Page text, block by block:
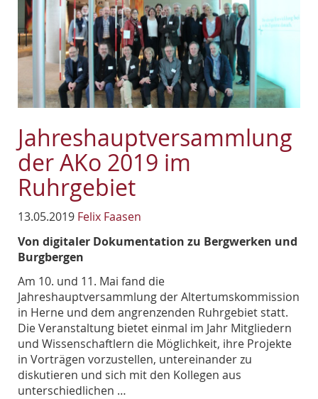
Jahreshauptversammlung
der AKo 2019 im
Ruhrgebiet
13.05.2019 Felix Faasen
Von digitaler Dokumentation zu Bergwerken und
Burgbergen
Am 10. und 11. Mai fand die
Jahreshauptversammlung der Altertumskommission
in Herne und dem angrenzenden Ruhrgebiet statt.
Die Veranstaltung bietet einmal im Jahr Mitgliedern
und Wissenschaftlern die Möglichkeit, ihre Projekte
in Vorträgen vorzustellen, untereinander zu
diskutieren und sich mit den Kollegen aus
unterschiedlichen …